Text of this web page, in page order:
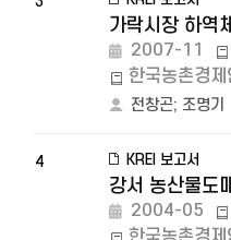
가락시장 하역
2007-11
한국농촌경제
전창곤; 조명기
4 KREI 보고서
강서 농산물도
2004-05